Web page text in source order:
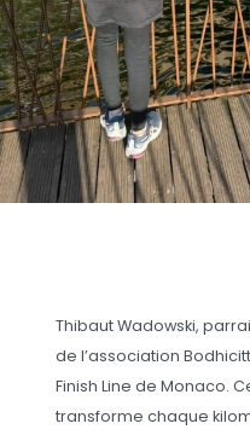
Thibaut Wadowski,
de l’association
Finish Line de Monaco.
transforme chaque